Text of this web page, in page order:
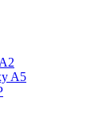
A5